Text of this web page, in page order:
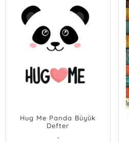
Hug Me Panda Büyük
Defter
-